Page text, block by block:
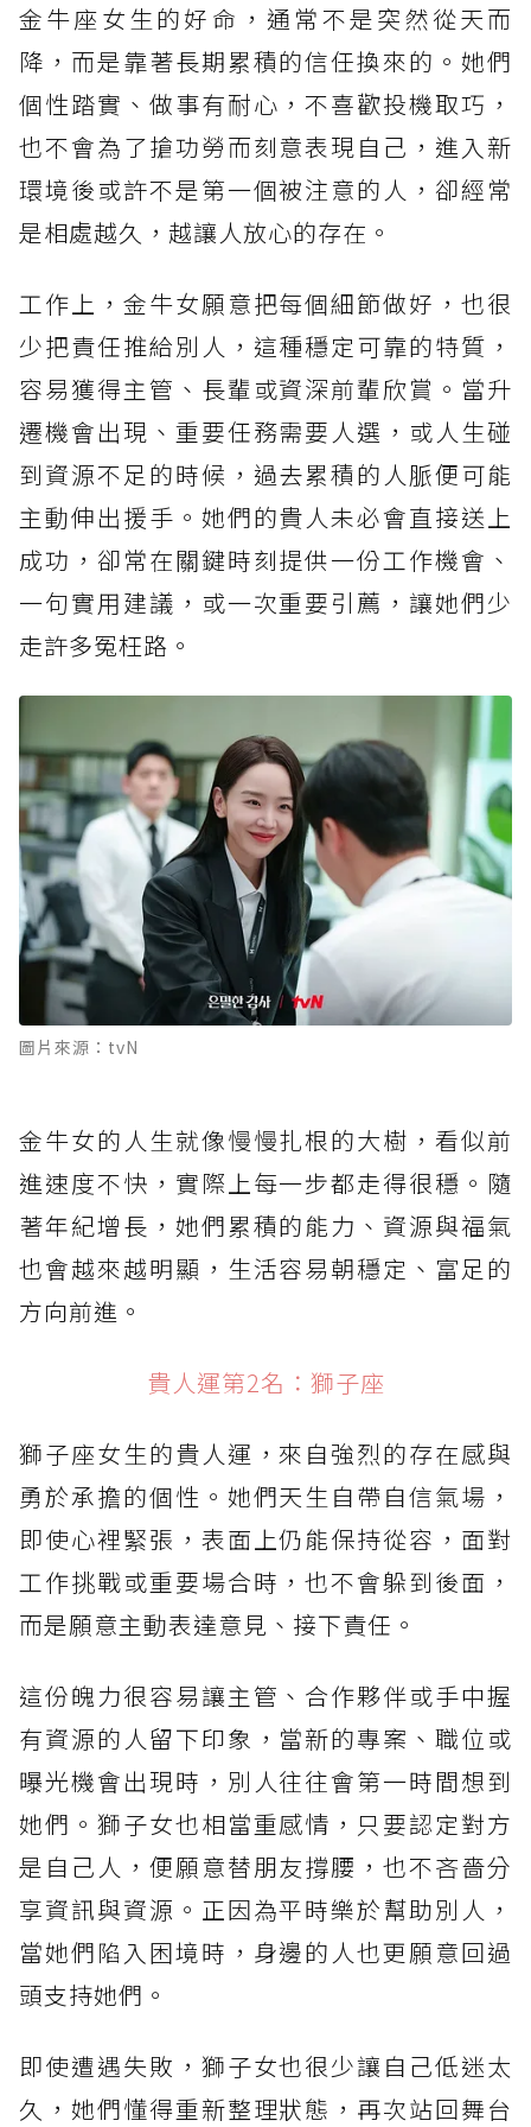
貴人運第1名：天秤座
金牛座女生的好命，通常不是突然從天而
降，而是靠著長期累積的信任換來的。她們
個性踏實、做事有耐心，不喜歡投機取巧，
也不會為了搶功勞而刻意表現自己，進入新
環境後或許不是第一個被注意的人，卻經常
是相處越久，越讓人放心的存在。
工作上，金牛女願意把每個細節做好，也很
少把責任推給別人，這種穩定可靠的特質，
容易獲得主管、長輩或資深前輩欣賞。當升
遷機會出現、重要任務需要人選，或人生碰
到資源不足的時候，過去累積的人脈便可能
主動伸出援手。她們的貴人未必會直接送上
成功，卻常在關鍵時刻提供一份工作機會、
一句實用建議，或一次重要引薦，讓她們少
走許多冤枉路。
圖片來源：tvN
金牛女的人生就像慢慢扎根的大樹，看似前
進速度不快，實際上每一步都走得很穩。隨
著年紀增長，她們累積的能力、資源與福氣
也會越來越明顯，生活容易朝穩定、富足的
方向前進。
貴人運第2名：獅子座
獅子座女生的貴人運，來自強烈的存在感與
勇於承擔的個性。她們天生自帶自信氣場，
即使心裡緊張，表面上仍能保持從容，面對
工作挑戰或重要場合時，也不會躲到後面，
而是願意主動表達意見、接下責任。
這份魄力很容易讓主管、合作夥伴或手中握
有資源的人留下印象，當新的專案、職位或
曝光機會出現時，別人往往會第一時間想到
她們。獅子女也相當重感情，只要認定對方
是自己人，便願意替朋友撐腰，也不吝嗇分
享資訊與資源。正因為平時樂於幫助別人，
當她們陷入困境時，身邊的人也更願意回過
頭支持她們。
即使遭遇失敗，獅子女也很少讓自己低迷太
久，她們懂得重新整理狀態，再次站回舞台